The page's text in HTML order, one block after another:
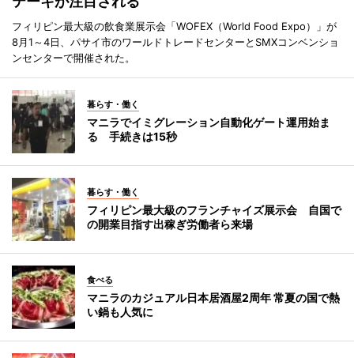
フィリピン最大級の飲食業展示会「WOFEX（World Food Expo）」が
8月1～4日、パサイ市のワールドトレードセンターとSMXコンベンショ
ンセンターで開催された。
暮らす・働く
マニラでイミグレーション自動化ゲート運用始ま
る 手続きは15秒
暮らす・働く
フィリピン最大級のフランチャイズ展示会 自国で
の開業目指す出稼ぎ労働者ら来場
食べる
マニラのカジュアル日本居酒屋2周年 常夏の国で熱
い鍋も人気に